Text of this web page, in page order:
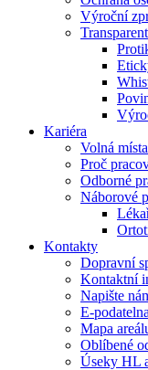
Výroční
Kariéra
Volná místa
Proč
Odborné
Náborové
Kontakty
Dopravní
Kontaktní
Napište
E-podatelna
Mapa
Oblíbené
Úseky HL